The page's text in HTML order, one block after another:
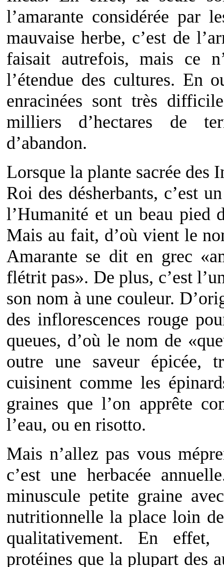
l’amarante considérée par
mauvaise herbe, c’est de
faisait autrefois, mais ce
l’étendue des cultures. En
enracinées sont très
milliers d’hectares de
d’abandon.
Lorsque la plante sacrée des
Roi des désherbants, c’est
l’Humanité et un beau pied
Mais au fait, d’où vient le
Amarante se dit en grec
flétrit pas». De plus, c’est
son nom à une couleur.
des inflorescences rouge
queues, d’où le nom de
outre une saveur épicée,
cuisinent comme les
graines que l’on apprête
l’eau, ou en risotto.
Mais n’allez pas vous
c’est une herbacée
minuscule petite graine
nutritionnelle la place loin
qualitativement. En effet,
protéines que la plupart des